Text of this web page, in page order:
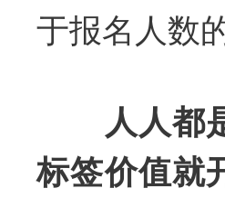
于报名人数
人人都
标签价值就